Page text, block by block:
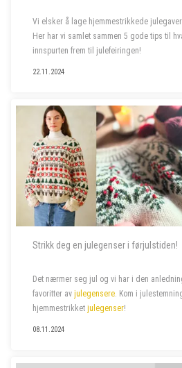
Vi elsker å lage hjemmestrikkede
Her har vi samlet sammen 5 gode tips til
innspurten frem til julefeiringen!
22.11.2024
Strikk deg en julegenser i førjulstiden!
Det nærmer seg jul og vi har i den
favoritter av julegensere . Kom i
hjemmestrikket julegenser!
08.11.2024